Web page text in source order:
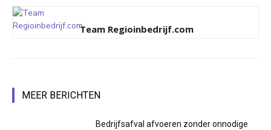
Team Regioinbedrijf.com
MEER BERICHTEN
Bedrijfsafval afvoeren zonder onnodige